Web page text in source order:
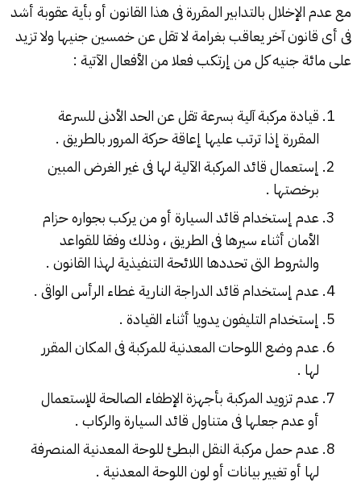
مع عدم الإخلال بالتدابير المقررة فى هذا القانون أو بأية عقوبة أشد
فى أى قانون آخر يعاقب بغرامة لا تقل عن خمسين جنيها ولا تزيد
على مائة جنيه كل من إرتكب فعلا من الأفعال الآتية :
قيادة مركبة آلية بسرعة تقل عن الحد الأدنى للسرعة
المقررة إذا ترتب عليها إعاقة حركة المرور بالطريق .
إستعمال قائد المركبة الآلية لها فى غير الغرض المبين
برخصتها .
عدم إستخدام قائد السيارة أو من يركب بجواره حزام
الأمان أثناء سيرها فى الطريق ، وذلك وفقا للقواعد
والشروط التى تحددها اللائحة التنفيذية لهذا القانون .
عدم إستخدام قائد الدراجة النارية غطاء الرأس الواقى .
إستخدام التليفون يدويا أثناء القيادة .
عدم وضع اللوحات المعدنية للمركبة فى المكان المقرر
لها .
عدم تزويد المركبة بأجهزة الإطفاء الصالحة للإستعمال
أو عدم جعلها فى متناول قائد السيارة والركاب .
عدم حمل مركبة النقل البطئ للوحة المعدنية المنصرفة
لها أو تغيير بيانات أو لون اللوحة المعدنية .